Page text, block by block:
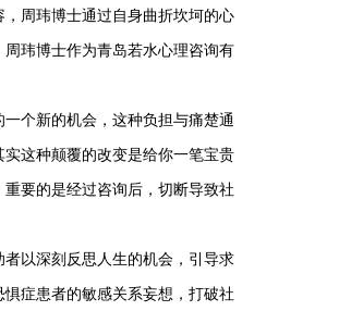
周玮博士通过自身曲折坎坷的心
玮博士作为青岛若水心理咨询有
个新的机会，这种负担与痛楚通
这种颠覆的改变是给你一笔宝贵
要的是经过咨询后，切断导致社
以深刻反思人生的机会，引导求
症患者的敏感关系妄想，打破社